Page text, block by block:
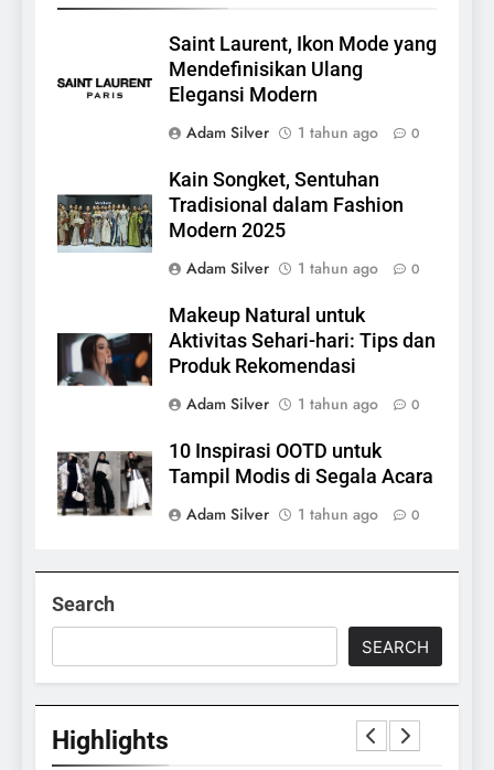
Saint Laurent, Ikon Mode yang
Mendefinisikan Ulang
Elegansi Modern
Adam Silver
1 tahun ago 0
Kain Songket, Sentuhan
Tradisional dalam Fashion
Modern 2025
Adam Silver
1 tahun ago 0
Makeup Natural untuk
Aktivitas Sehari-hari: Tips dan
Produk Rekomendasi
Adam Silver
1 tahun ago 0
10 Inspirasi OOTD untuk
Tampil Modis di Segala Acara
Adam Silver
1 tahun ago 0
Search
SEARCH
Highlights